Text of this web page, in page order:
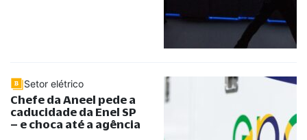
Setor elétrico
Chefe da Aneel pede a
caducidade da Enel SP
– e choca até a agência